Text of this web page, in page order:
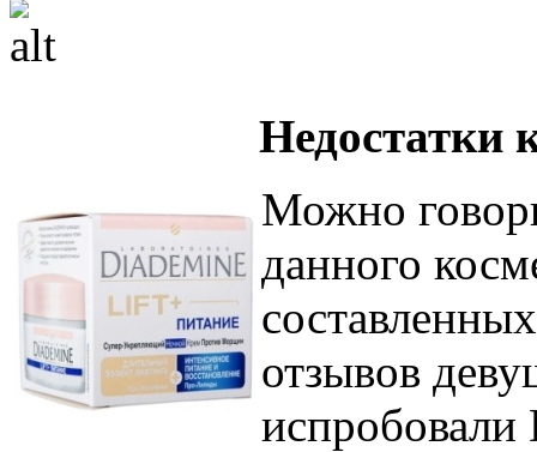
Недостатки
Можно
данного
отзывов
испробовали